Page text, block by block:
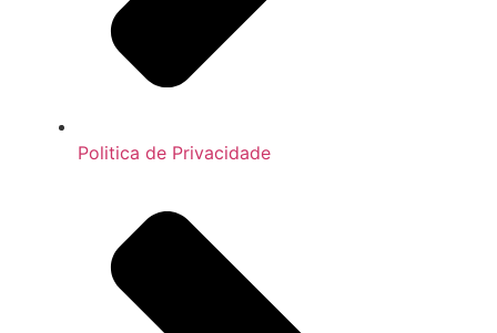
Politica de Privacidade